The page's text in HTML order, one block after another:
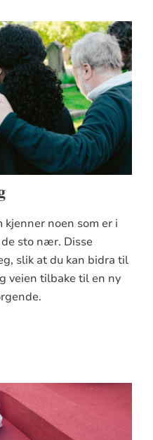
noen som er i
sto nær. Disse
slik at du kan bidra til
veien tilbake til en ny